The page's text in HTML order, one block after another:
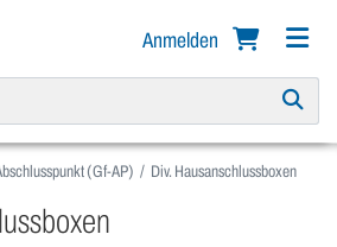
Anmelden
(Gf-AP) Div. Hausanschlussboxen